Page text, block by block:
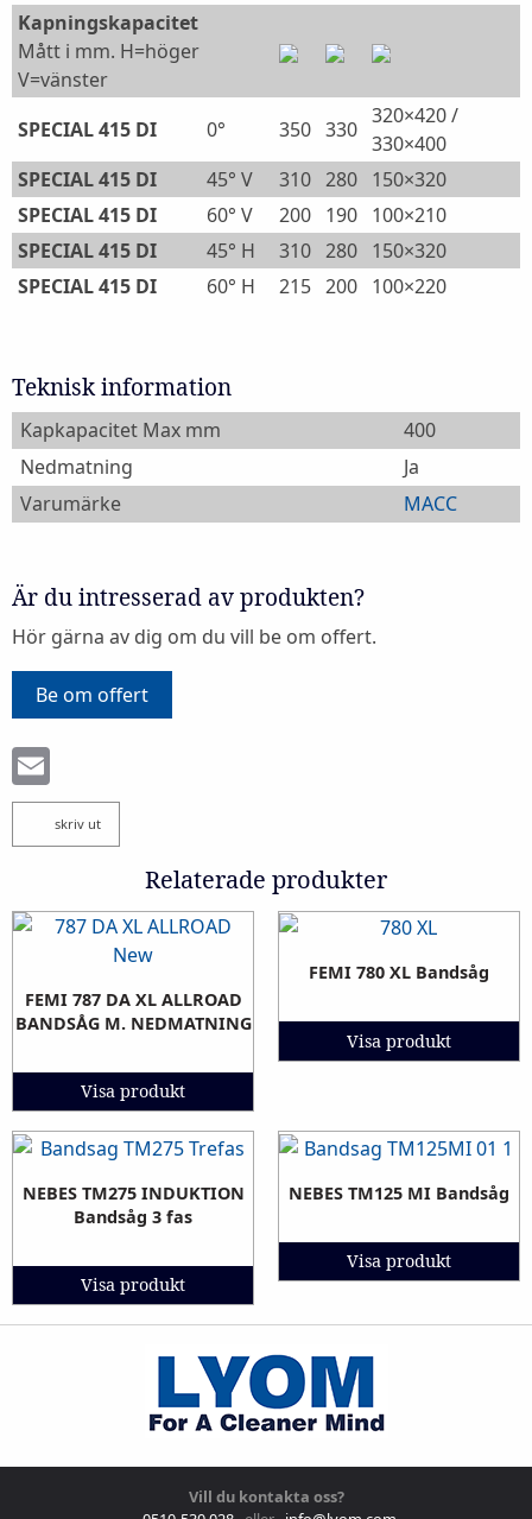
Kapningskapacitet
Mått i mm. H=höger
V=vänster
SPECIAL 415 DI
0° 350 330
320×420 /
330×400
SPECIAL 415 DI
45° V 310 280 150×320
SPECIAL 415 DI
60° V 200 190 100×210
SPECIAL 415 DI
45° H 310 280 150×320
SPECIAL 415 DI
60° H 215 200 100×220
Teknisk information
Kapkapacitet Max mm
400
Nedmatning
Ja
Varumärke
MACC
Är du intresserad av produkten?
Hör gärna av dig om du vill be om offert.
Be om offert
skriv ut
Relaterade produkter
FEMI 787 DA XL ALLROAD
BANDSÅG M. NEDMATNING
Visa produkt
FEMI 780 XL Bandsåg
Visa produkt
NEBES TM275 INDUKTION
Bandsåg 3 fas
Visa produkt
NEBES TM125 MI Bandsåg
Visa produkt
Vill du kontakta oss?